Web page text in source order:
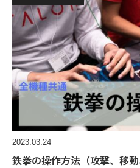
2023.03.24
鉄拳の操作方法（攻撃、移